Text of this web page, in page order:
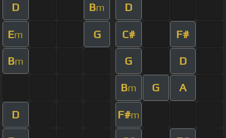
D Bm D
Em G C# F#
Bm G D
Bm G A
D F#m